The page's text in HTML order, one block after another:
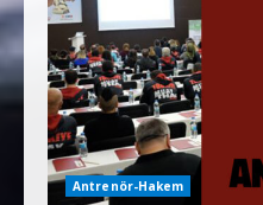
Antrenör-Hakem